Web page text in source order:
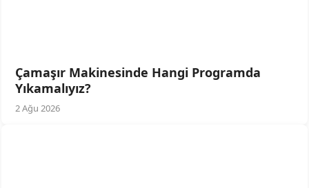
Çamaşır Makinesinde Hangi Programda
Yıkamalıyız?
2 Ağu 2026